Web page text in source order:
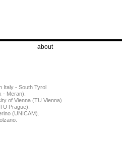
Italy - South Tyrol
- Meran).
of Vienna (TU Vienna)
Prague).
(UNICAM).
about